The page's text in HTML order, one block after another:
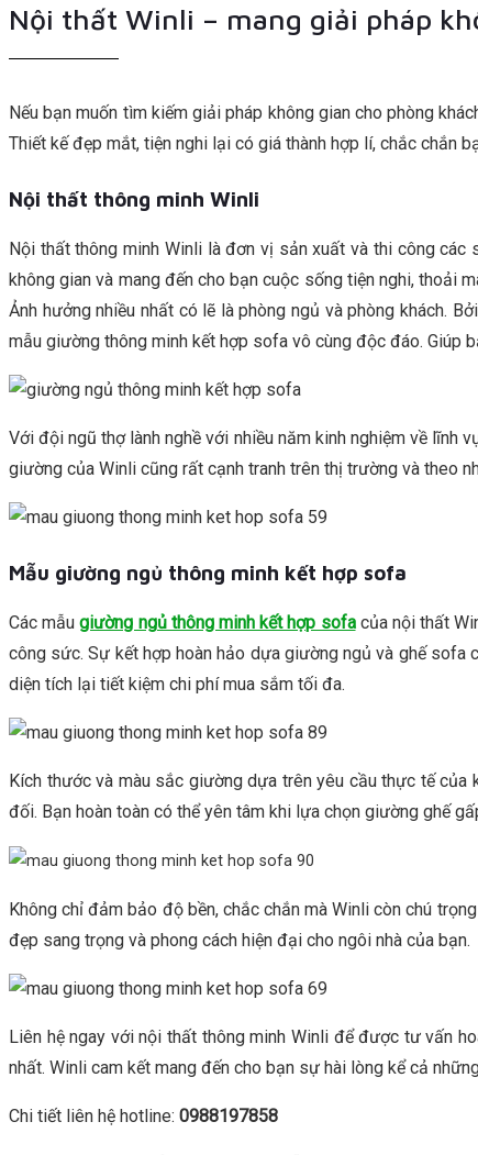
Nội thất Winli – mang giải pháp
Nếu bạn muốn tìm kiếm giải pháp không gian cho phòng
Thiết kế đẹp mắt, tiện nghi lại có giá thành hợp lí, chắc chắn
Nội thất thông minh Winli
Nội thất thông minh Winli là đơn vị sản xuất và thi công
không gian và mang đến cho bạn cuộc sống tiện nghi, thoải
Ảnh hưởng nhiều nhất có lẽ là phòng ngủ và phòng khách.
mẫu giường thông minh kết hợp sofa vô cùng độc đáo. Giúp
Với đội ngũ thợ lành nghề với nhiều năm kinh nghiệm về lĩnh
giường của Winli cũng rất cạnh tranh trên thị trường và theo
Mẫu giường ngủ thông minh kết hợp sofa
Các mẫugiường ngủ thông minh kết hợp sofacủa nội thất
công sức. Sự kết hợp hoàn hảo dựa giường ngủ và ghế sofa
diện tích lại tiết kiệm chi phí mua sắm tối đa.
Kích thước và màu sắc giường dựa trên yêu cầu thực tế
đối. Bạn hoàn toàn có thể yên tâm khi lựa chọn giường ghế
Không chỉ đảm bảo độ bền, chắc chắn mà Winli còn chú
đẹp sang trọng và phong cách hiện đại cho ngôi nhà của bạn.
Liên hệ ngay với nội thất thông minh Winli để được tư vấn
nhất. Winli cam kết mang đến cho bạn sự hài lòng kể cả
Chi tiết liên hệ hotline: 0988197858